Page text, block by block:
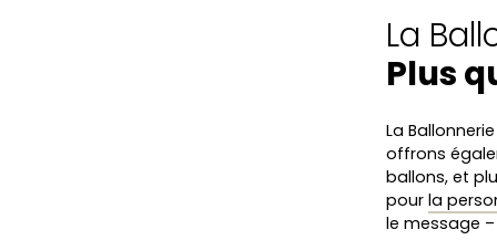
La
Plus
La
offrons
ballons, et
pour la
le message